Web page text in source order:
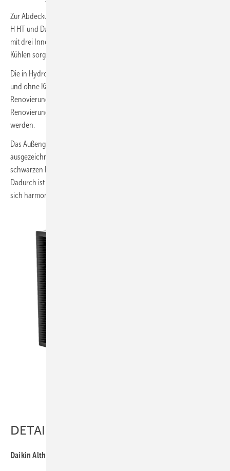
Zur Abdeckung aller Anwendungsbereiche sind die Daikin Altherma 3
H HT und Daikin Altherma 3 H MT jeweils in verschiedenen Varianten
mit drei Innengeräten verfügbar. Dank der Betriebsweise Heizen und
Kühlen sorgen sie für ganzjährigen Komfort.
Die in Hydrosplit-Bauweise konzipierten Wärmepumpen sind einfach
und ohne Kälteschein zu installieren. Beide Modellreihen sind in der
Renovierung voll förderfähig: Beim Austausch einer Öl-Heizung in der
Renovierung können bis zu 50 % der Investitionskosten gefördert
werden.
Das Außengerät wurde bereits mit dem IF Design Award 2019
ausgezeichnet. Das elegante Gehäuse in Silber mit einem horizontalen
schwarzen Frontgitter verleiht dem Außengerät eine edle Optik.
Dadurch ist der Ventilator kaum sichtbar und die Wärmepumpe fügt
sich harmonisch in jede moderne Gebäudeoptik ein.
DETAILS
Daikin Altherma 3 H HT